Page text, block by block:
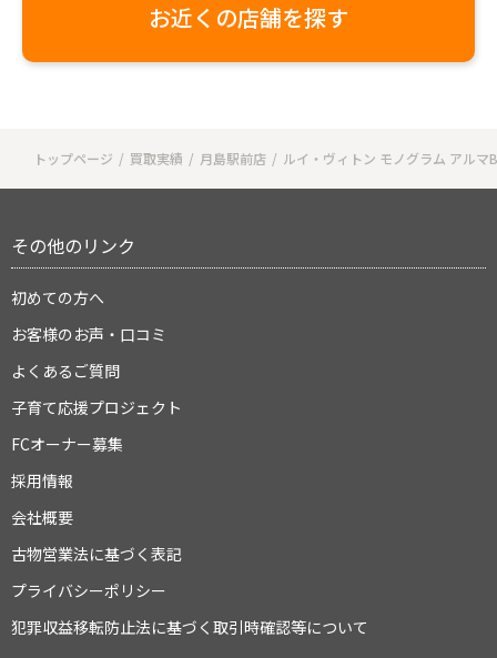
お近くの店舗を探す
トップページ 買取実績 月島駅前店 ルイ・ヴィトン モノグラム アルマ
その他のリンク
初めての方へ
お客様のお声・口コミ
よくあるご質問
子育て応援プロジェクト
FCオーナー募集
採用情報
会社概要
古物営業法に基づく表記
プライバシーポリシー
犯罪収益移転防止法に基づく取引時確認等について